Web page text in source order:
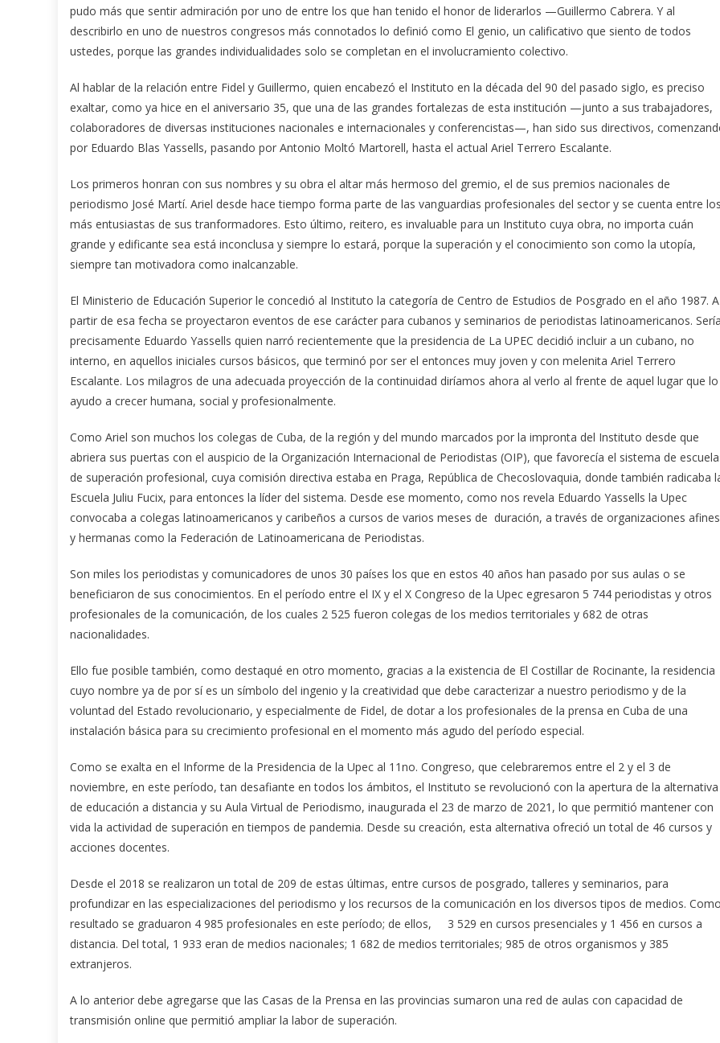
pudo más que sentir admiración por uno de entre los que han tenido el honor de liderarlos —Guillermo Cabrera. Y al
describirlo en uno de nuestros congresos más connotados lo definió como El genio, un calificativo que siento de todos
ustedes, porque las grandes individualidades solo se completan en el involucramiento colectivo.
Al hablar de la relación entre Fidel y Guillermo, quien encabezó el Instituto en la década del 90 del pasado siglo, es preciso
exaltar, como ya hice en el aniversario 35, que una de las grandes fortalezas de esta institución —junto a sus trabajadores,
colaboradores de diversas instituciones nacionales e internacionales y conferencistas—, han sido sus directivos,
por Eduardo Blas Yassells, pasando por Antonio Moltó Martorell, hasta el actual Ariel Terrero Escalante.
Los primeros honran con sus nombres y su obra el altar más hermoso del gremio, el de sus premios nacionales de
periodismo José Martí. Ariel desde hace tiempo forma parte de las vanguardias profesionales del sector y se cuenta entre
más entusiastas de sus tranformadores. Esto último, reitero, es invaluable para un Instituto cuya obra, no importa cuán
grande y edificante sea está inconclusa y siempre lo estará, porque la superación y el conocimiento son como la utopía,
siempre tan motivadora como inalcanzable.
El Ministerio de Educación Superior le concedió al Instituto la categoría de Centro de Estudios de Posgrado en el año 1987. A
partir de esa fecha se proyectaron eventos de ese carácter para cubanos y seminarios de periodistas latinoamericanos.
precisamente Eduardo Yassells quien narró recientemente que la presidencia de La UPEC decidió incluir a un cubano, no
interno, en aquellos iniciales cursos básicos, que terminó por ser el entonces muy joven y con melenita Ariel Terrero
Escalante. Los milagros de una adecuada proyección de la continuidad diríamos ahora al verlo al frente de aquel lugar que lo
ayudo a crecer humana, social y profesionalmente.
Como Ariel son muchos los colegas de Cuba, de la región y del mundo marcados por la impronta del Instituto desde que
abriera sus puertas con el auspicio de la Organización Internacional de Periodistas (OIP), que favorecía el sistema de
de superación profesional, cuya comisión directiva estaba en Praga, República de Checoslovaquia, donde también radicaba
Escuela Juliu Fucix, para entonces la líder del sistema. Desde ese momento, como nos revela Eduardo Yassells la Upec
convocaba a colegas latinoamericanos y caribeños a cursos de varios meses de duración, a través de organizaciones afines
y hermanas como la Federación de Latinoamericana de Periodistas.
Son miles los periodistas y comunicadores de unos 30 países los que en estos 40 años han pasado por sus aulas o se
beneficiaron de sus conocimientos. En el período entre el IX y el X Congreso de la Upec egresaron 5 744 periodistas y otros
profesionales de la comunicación, de los cuales 2 525 fueron colegas de los medios territoriales y 682 de otras
nacionalidades.
Ello fue posible también, como destaqué en otro momento, gracias a la existencia de El Costillar de Rocinante, la residencia
cuyo nombre ya de por sí es un símbolo del ingenio y la creatividad que debe caracterizar a nuestro periodismo y de la
voluntad del Estado revolucionario, y especialmente de Fidel, de dotar a los profesionales de la prensa en Cuba de una
instalación básica para su crecimiento profesional en el momento más agudo del período especial.
Como se exalta en el Informe de la Presidencia de la Upec al 11no. Congreso, que celebraremos entre el 2 y el 3 de
noviembre, en este período, tan desafiante en todos los ámbitos, el Instituto se revolucionó con la apertura de la alternativa
de educación a distancia y su Aula Virtual de Periodismo, inaugurada el 23 de marzo de 2021, lo que permitió mantener con
vida la actividad de superación en tiempos de pandemia. Desde su creación, esta alternativa ofreció un total de 46 cursos y
acciones docentes.
Desde el 2018 se realizaron un total de 209 de estas últimas, entre cursos de posgrado, talleres y seminarios, para
profundizar en las especializaciones del periodismo y los recursos de la comunicación en los diversos tipos de medios.
resultado se graduaron 4 985 profesionales en este período; de ellos, 3 529 en cursos presenciales y 1 456 en cursos a
distancia. Del total, 1 933 eran de medios nacionales; 1 682 de medios territoriales; 985 de otros organismos y 385
extranjeros.
A lo anterior debe agregarse que las Casas de la Prensa en las provincias sumaron una red de aulas con capacidad de
transmisión online que permitió ampliar la labor de superación.